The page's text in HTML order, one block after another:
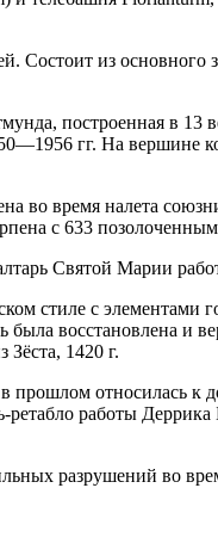
из основного
построенная в 13
гг. На вершине
во время налета
с 633
Святой Марии
стиле с элементами
восстановлена и
1420 г.
относилась к
работы
разрушений во